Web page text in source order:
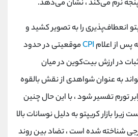
نرم می‌کند ، نشان می‌دهد.
انعطاف‌پذیری را به تصویر کشید و
پس از اعلام CPIموقعیتی در حدود
ثبات در ارزش بیت‌کوین در میان
به عنوان شواهدی از نقش بالقوه
تورم تفسیر شود ، با این حال چنین
زیرا بازار کریپتو به دلیل نوسانات بالا
شناخته شده است ، تضاد بین روند